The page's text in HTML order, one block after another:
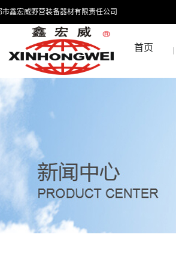
市鑫宏威野营装备器材有限责任公司
首页